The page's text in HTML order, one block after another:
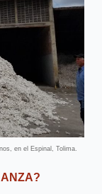
en el Espinal, Tolima.